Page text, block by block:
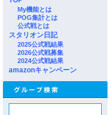
My機能とは
POG集計とは
公式戦とは
スタリオン日記
2025公式戦結果
2026公式戦募集
2024公式戦結果
amazonキャンペーン